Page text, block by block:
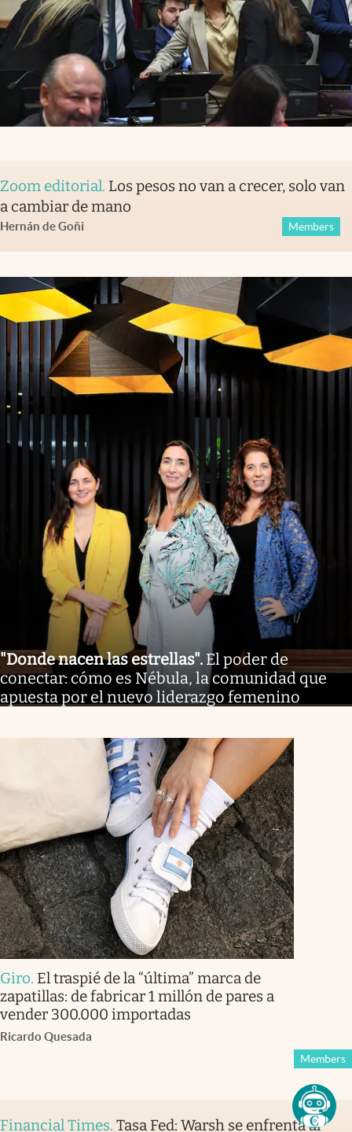
Zoom editorial. Los pesos no van a crecer, solo van
a cambiar de mano
Hernán de Goñi Members
"Donde nacen las estrellas". El poder de
conectar: cómo es Nébula, la comunidad que
apuesta por el nuevo liderazgo femenino
Giro. El traspié de la “última” marca de
zapatillas: de fabricar 1 millón de pares a
vender 300.000 importadas
Ricardo Quesada
Members
Financial Times. Tasa Fed: Warsh se enfrenta al